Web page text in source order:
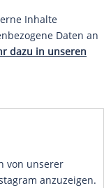
Inhalte
Daten an
dazu in unseren
von unserer
anzuzeigen.